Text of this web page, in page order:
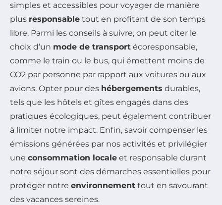
simples et accessibles pour voyager de manière
plus responsable tout en profitant de son temps
libre. Parmi les conseils à suivre, on peut citer le
choix d’un mode de transport écoresponsable,
comme le train ou le bus, qui émettent moins de
CO2 par personne par rapport aux voitures ou aux
avions. Opter pour des hébergements durables,
tels que les hôtels et gîtes engagés dans des
pratiques écologiques, peut également contribuer
à limiter notre impact. Enfin, savoir compenser les
émissions générées par nos activités et privilégier
une consommation locale et responsable durant
notre séjour sont des démarches essentielles pour
protéger notre environnement tout en savourant
des vacances sereines.